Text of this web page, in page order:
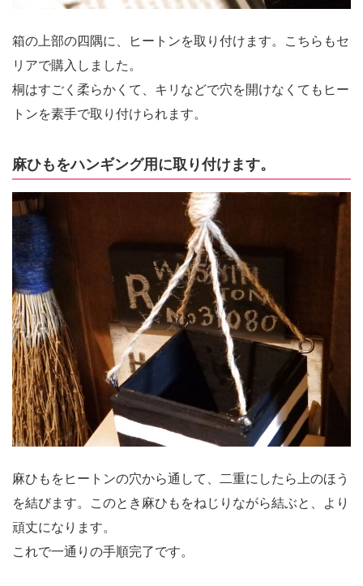
箱の上部の四隅に、ヒートンを取り付けます。こちらもセ
リアで購入しました。
桐はすごく柔らかくて、キリなどで穴を開けなくてもヒー
トンを素手で取り付けられます。
麻ひもをハンギング用に取り付けます。
麻ひもをヒートンの穴から通して、二重にしたら上のほう
を結びます。このとき麻ひもをねじりながら結ぶと、より
頑丈になります。
これで一通りの手順完了です。